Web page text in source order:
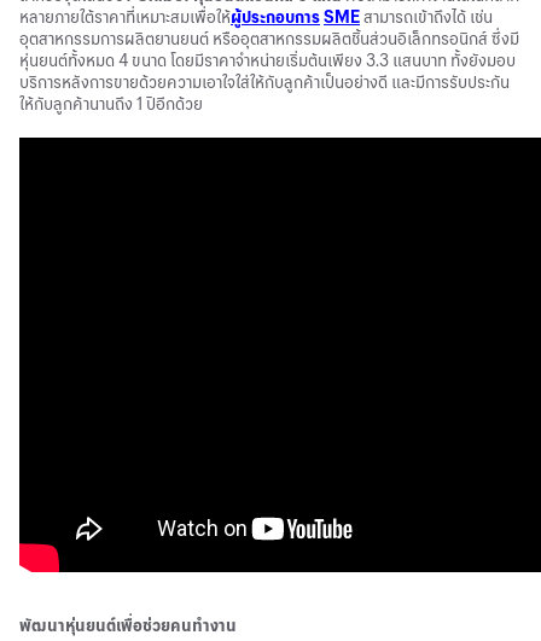
หลายภายใต้ราคาที่เหมาะสมเพื่อให้ผู้ประกอบการSMEสามารถเข้าถึงได้ เช่น
อุตสาหกรรมการผลิตยานยนต์ หรืออุตสาหกรรมผลิตชิ้นส่วนอิเล็กทรอนิกส์ ซึ่งมี
หุ่นยนต์ทั้งหมด 4 ขนาด โดยมีราคาจำหน่ายเริ่มต้นเพียง 3.3 แสนบาท ทั้งยังมอบ
บริการหลังการขายด้วยความเอาใจใส่ให้กับลูกค้าเป็นอย่างดี และมีการรับประกัน
ให้กับลูกค้านานถึง 1 ปีอีกด้วย
พัฒนาหุ่นยนต์เพื่อช่วยคนทำงาน